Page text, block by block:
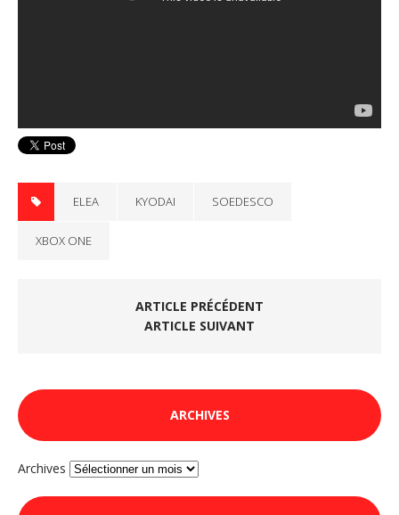
ELEA KYODAI SOEDESCO
XBOX ONE
ARTICLE PRÉCÉDENT
ARTICLE SUIVANT
ARCHIVES
Archives